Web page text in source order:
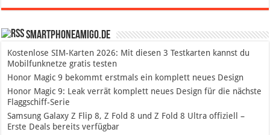
SmartphoneAmigo.de
Kostenlose SIM-Karten 2026: Mit diesen 3 Testkarten kannst du
Mobilfunknetze gratis testen
Honor Magic 9 bekommt erstmals ein komplett neues Design
Honor Magic 9: Leak verrät komplett neues Design für die nächste
Flaggschiff-Serie
Samsung Galaxy Z Flip 8, Z Fold 8 und Z Fold 8 Ultra offiziell –
Erste Deals bereits verfügbar